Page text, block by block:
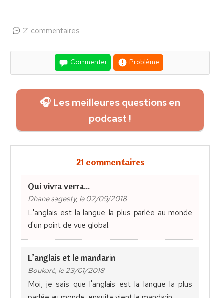
21 commentaires
Commenter Problème
🎧 Les meilleures questions en
podcast !
21 commentaires
Qui vivra verra...
Dhane sagesty, le 02/09/2018
L'anglais est la langue la plus parlée au monde
d'un point de vue global.
L’anglais et le mandarin
Boukaré, le 23/01/2018
Moi, je sais que l'anglais est la langue la plus